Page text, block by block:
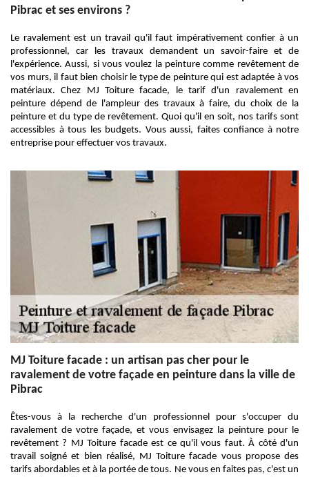
Pibrac et ses environs ?
Le ravalement est un travail qu'il faut impérativement confier à un
professionnel, car les travaux demandent un savoir-faire et de
l'expérience. Aussi, si vous voulez la peinture comme revêtement de
vos murs, il faut bien choisir le type de peinture qui est adaptée à vos
matériaux. Chez MJ Toiture facade, le tarif d'un ravalement en
peinture dépend de l'ampleur des travaux à faire, du choix de la
peinture et du type de revêtement. Quoi qu'il en soit, nos tarifs sont
accessibles à tous les budgets. Vous aussi, faites confiance à notre
entreprise pour effectuer vos travaux.
MJ Toiture facade : un artisan pas cher pour le
ravalement de votre façade en peinture dans la ville de
Pibrac
Êtes-vous à la recherche d'un professionnel pour s'occuper du
ravalement de votre façade, et vous envisagez la peinture pour le
revêtement ? MJ Toiture facade est ce qu'il vous faut. À côté d'un
travail soigné et bien réalisé, MJ Toiture facade vous propose des
tarifs abordables et à la portée de tous. Ne vous en faites pas, c'est un